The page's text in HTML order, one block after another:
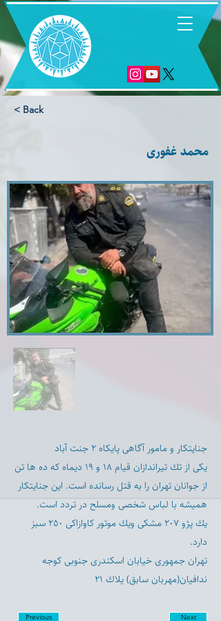
< Back
محمد غفورى
جنايتكار و مامور آگاهى پايكاه ٢ جنت آباد
یکی از تك تيراندازان قيام ١٨ و ١٩ ديماه كه ده ها تن
از جوانان تهران را به قتل رسانده است. اين جنايتكار
هميشه با لباس شخصى ومسلح در تردد است.
يك پژو ٢٠٧ مشكى ويك موتور كاوازاكى ٢٥٠ سبز
دارد.
تهران جمهورى خيابان اسكندرى جنوبى كوجه
ندافيان(مهربان سابق) يلاك ٢١
Previous Next